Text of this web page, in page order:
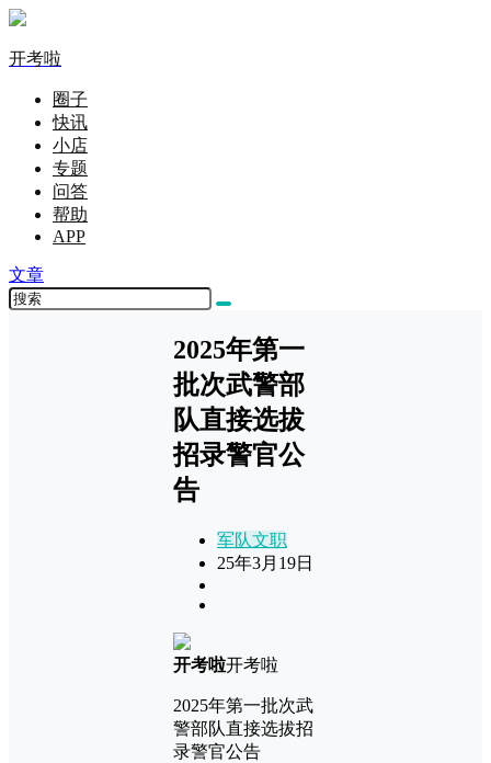
开考啦
圈子
快讯
小店
专题
问答
帮助
APP
文章
2025年第一
批次武警部
队直接选拔
招录警官公
告
军队文职
25年3月19日
开考啦开考啦
2025年第一批次武
警部队直接选拔招
录警官公告